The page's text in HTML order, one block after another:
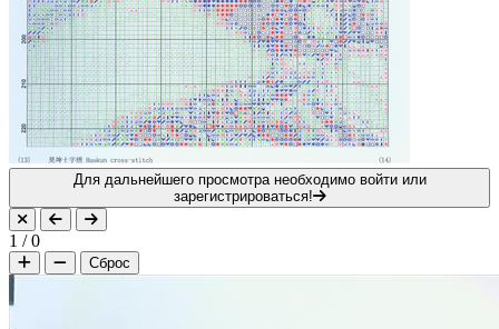
Для дальнейшего просмотра необходимо войти или
зарегистрироваться!
1 /0
Сброс